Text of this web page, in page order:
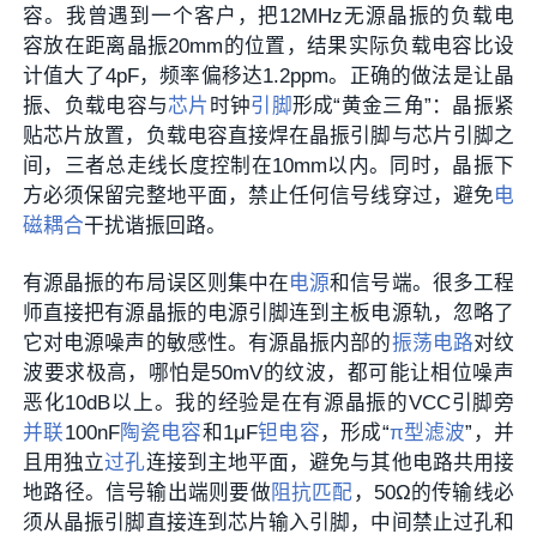
容。我曾遇到一个客户，把12MHz无源晶振的负载电
容放在距离晶振20mm的位置，结果实际负载电容比设
计值大了4pF，频率偏移达1.2ppm。正确的做法是让晶
振、负载电容与芯片 时钟引脚形成“黄金三角”：晶振紧
贴芯片放置，负载电容直接焊在晶振引脚与芯片引脚之
间，三者总走线长度控制在10mm以内。同时，晶振下
方必须保留完整地平面，禁止任何信号线穿过，避免电
磁耦合干扰谐振回路。
有源晶振的布局误区则集中在电源和信号端。很多工程
师直接把有源晶振的电源引脚连到主板电源轨，忽略了
它对电源噪声的敏感性。有源晶振内部的振荡电路对纹
波要求极高，哪怕是50mV的纹波，都可能让相位噪声
恶化10dB以上。我的经验是在有源晶振的VCC引脚旁
并联100nF陶瓷电容和1μF钽电容 ，形成“π型滤波”，并
且用独立过孔连接到主地平面，避免与其他电路共用接
地路径。信号输出端则要做 阻抗匹配 ，50Ω的传输线必
须从晶振引脚直接连到芯片输入引脚，中间禁止过孔和